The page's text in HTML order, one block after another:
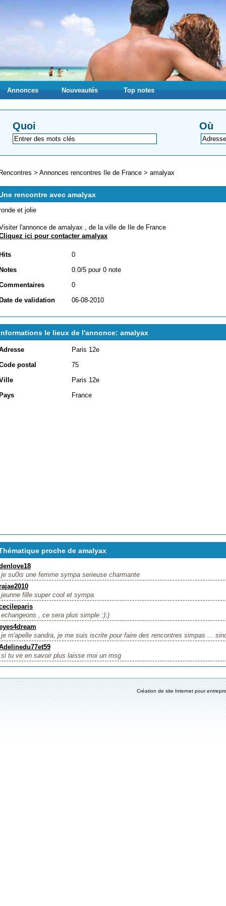
Annonces Nouveautés Top notes
Quoi Où
> Annonces rencontres Ile de France > amalyax
rencontre avec amalyax
et jolie
l'annonce de amalyax , de la ville de
Ile de France
ici pour contacter amalyax
0
0.0/5 pour 0 note
0
de validation
06-08-2010
le lieux de l'annonce: amalyax
Paris 12e
postal
75
Paris 12e
France
proche de amalyax
je su0is une femme sympa serieuse charmante
jeunne fille super cool et sympa
echangeons , ce sera plus simple :):)
je m'apelle sandra, je me suis iscrite pour faire des rencontres simpas ...
si tu ve en savoir plus laisse moi un msg
Création de site Internet pour